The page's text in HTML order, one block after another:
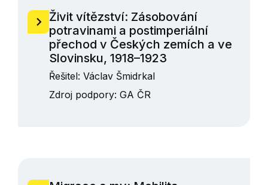
Živit vítězství: Zásobování
potravinami a postimperiální
přechod v Českých zemích a ve
Slovinsku, 1918–1923
Řešitel: Václav Šmidrkal
Zdroj podpory: GA ČR